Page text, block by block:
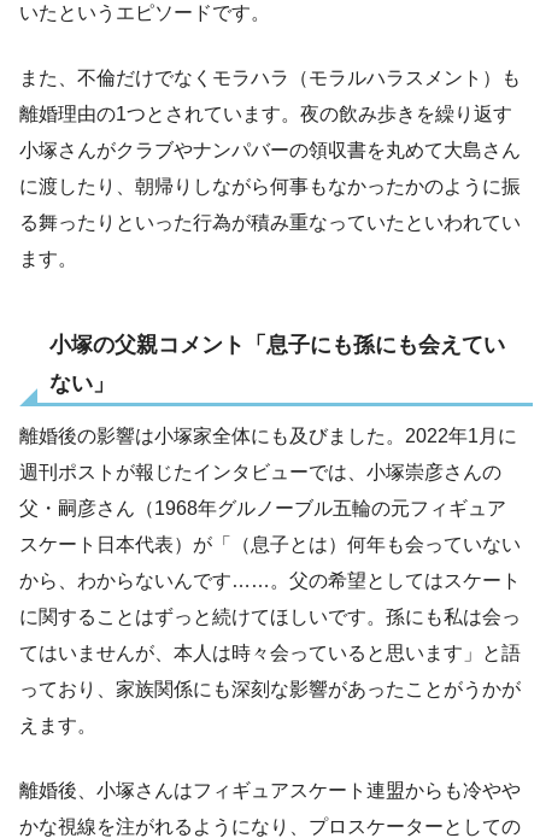
いたというエピソードです。
また、不倫だけでなくモラハラ（モラルハラスメント）も
離婚理由の1つとされています。夜の飲み歩きを繰り返す
小塚さんがクラブやナンパバーの領収書を丸めて大島さん
に渡したり、朝帰りしながら何事もなかったかのように振
る舞ったりといった行為が積み重なっていたといわれてい
ます。
小塚の父親コメント「息子にも孫にも会えてい
ない」
離婚後の影響は小塚家全体にも及びました。2022年1月に
週刊ポストが報じたインタビューでは、小塚崇彦さんの
父・嗣彦さん（1968年グルノーブル五輪の元フィギュア
スケート日本代表）が「（息子とは）何年も会っていない
から、わからないんです……。父の希望としてはスケート
に関することはずっと続けてほしいです。孫にも私は会っ
てはいませんが、本人は時々会っていると思います」と語
っており、家族関係にも深刻な影響があったことがうかが
えます。
離婚後、小塚さんはフィギュアスケート連盟からも冷やや
かな視線を注がれるようになり、プロスケーターとしての